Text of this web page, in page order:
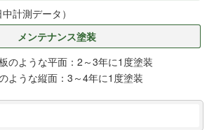
計測データ）
メンテナンス塗装
のような平面：2～3年に1度塗装
ような縦面：3～4年に1度塗装